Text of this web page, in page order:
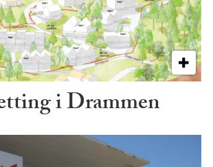
i Drammen